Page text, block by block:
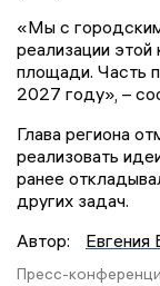
«Мы с
реализации
площади. Часть
2027 году», –
Глава региона
реализовать
ранее
других задач.
Автор:
Евгения
Пресс-